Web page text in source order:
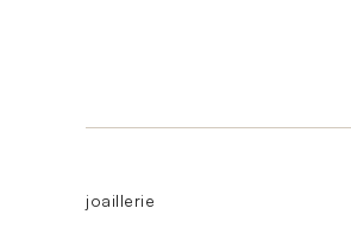
joaillerie